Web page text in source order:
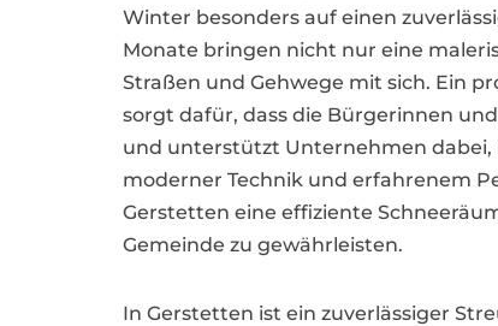
Winter besonders auf einen
Monate bringen nicht nur eine
Straßen und Gehwege mit sich. Ein
sorgt dafür, dass die Bürgerinnen
und unterstützt Unternehmen
moderner Technik und erfahrenem
Gerstetten eine effiziente
Gemeinde zu gewährleisten.
In Gerstetten ist ein zuverlässiger